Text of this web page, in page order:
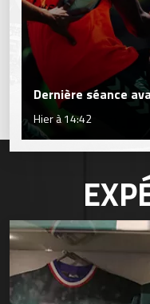
Dernière séance
Hier à 14:42